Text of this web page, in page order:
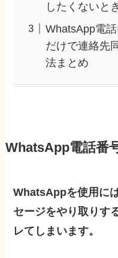
したくないと
WhatsApp電
だけで連絡先
法まとめ
WhatsApp電話番
WhatsAppを使用に
セージをやり取りす
レてしまいます。